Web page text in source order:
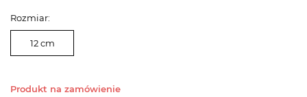
Rozmiar:
12 cm
Produkt na zamówienie